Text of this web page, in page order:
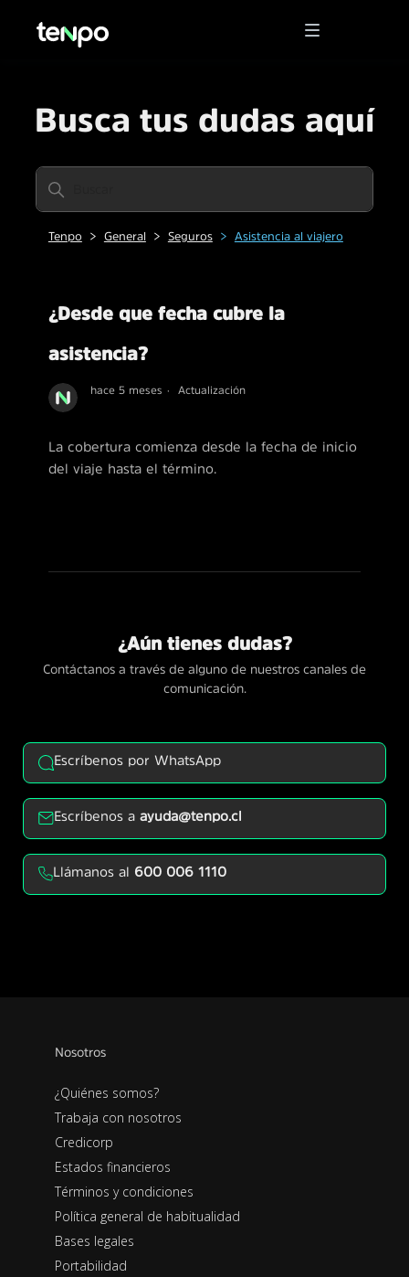
Busca tus dudas aquí
Tenpo General Seguros Asistencia al viajero
¿Desde que fecha cubre la
asistencia?
hace 5 meses Actualización
La cobertura comienza desde la fecha de inicio
del viaje hasta el término.
¿Aún tienes dudas?
Contáctanos a través de alguno de nuestros canales de
comunicación.
Escríbenos por WhatsApp
Escríbenos aayuda@tenpo.cl
Llámanos al 600 006 1110
Nosotros
¿Quiénes somos?
Trabaja con nosotros
Credicorp
Estados financieros
Términos y condiciones
Política general de habitualidad
Bases legales
Portabilidad